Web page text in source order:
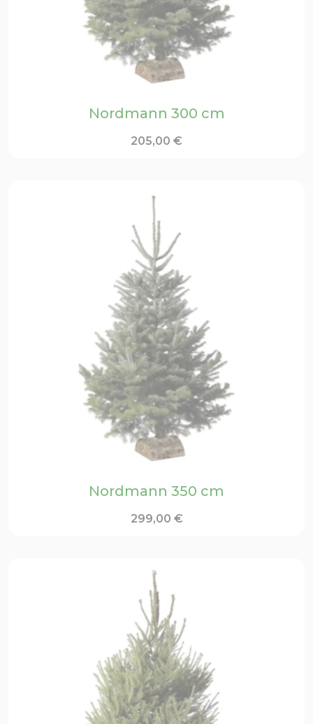
Nordmann 300 cm
205,00 €
Nordmann 350 cm
299,00 €